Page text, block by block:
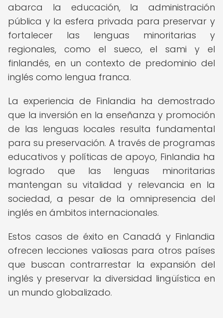
abarca la educación, la administración
pública y la esfera privada para preservar y
fortalecer las lenguas minoritarias y
regionales, como el sueco, el sami y el
finlandés, en un contexto de predominio del
inglés como lengua franca.
La experiencia de Finlandia ha demostrado
que la inversión en la enseñanza y promoción
de las lenguas locales resulta fundamental
para su preservación. A través de programas
educativos y políticas de apoyo, Finlandia ha
logrado que las lenguas minoritarias
mantengan su vitalidad y relevancia en la
sociedad, a pesar de la omnipresencia del
inglés en ámbitos internacionales.
Estos casos de éxito en Canadá y Finlandia
ofrecen lecciones valiosas para otros países
que buscan contrarrestar la expansión del
inglés y preservar la diversidad lingüística en
un mundo globalizado.